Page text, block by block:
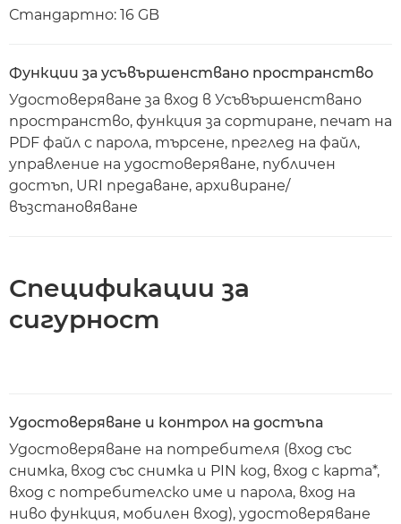
Стандартно: 16 GB
Функции за усъвършенствано пространство
Удостоверяване за вход в Усъвършенствано
пространство, функция за сортиране, печат на
PDF файл с парола, търсене, преглед на файл,
управление на удостоверяване, публичен
достъп, URI предаване, архивиране/
възстановяване
Спецификации за
сигурност
Удостоверяване и контрол на достъпа
Удостоверяване на потребителя (вход със
снимка, вход със снимка и PIN код, вход с карта*,
вход с потребителско име и парола, вход на
ниво функция, мобилен вход), удостоверяване